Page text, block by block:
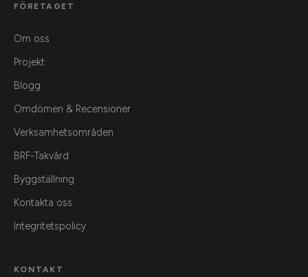
FÖRETAGET
Om oss
Projekt
Blogg
Omdömen & Recensioner
Verksamhetsområden
BRF-Takvård
Byggställning
Kontakta oss
Integritetspolicy
KONTAKT